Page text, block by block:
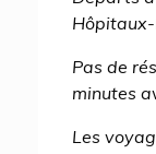
Pas de
minutes
Les